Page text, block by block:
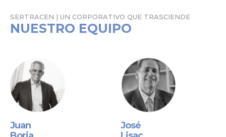
SERTRACEN | UN CORPORATIVO QUE TRASCIENDE
NUESTRO EQUIPO
Juan
José